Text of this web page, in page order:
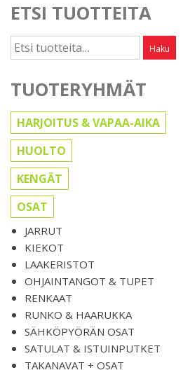
ETSI TUOTTEITA
Etsi: Haku
TUOTERYHMÄT
HARJOITUS & VAPAA-AIKA
HUOLTO
KENGÄT
OSAT
JARRUT
KIEKOT
LAAKERISTOT
OHJAINTANGOT & TUPET
RENKAAT
RUNKO & HAARUKKA
SÄHKÖPYÖRÄN OSAT
SATULAT & ISTUINPUTKET
TAKANAVAT + OSAT